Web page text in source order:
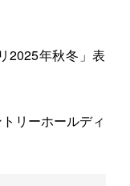
2025年秋冬」表
リーホールディ